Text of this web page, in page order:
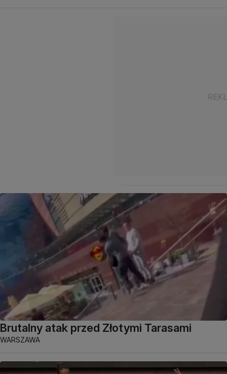
Brutalny atak przed Złotymi Tarasami
WARSZAWA